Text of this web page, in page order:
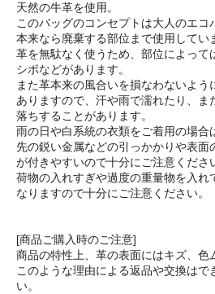
天然の牛革を使用。
このバッグのコンセプトは大人のエコ
本来なら廃棄する部位まで使用してい
革を無駄なく使うため、部位によって
シボなどがあります。
また革本来の風合いを損なわないよう
ありますので、汗や雨で濡れたり、ま
落ちすることがあります。
雨の日や白系統の衣類をご着用の場合
先の鋭い金属などの引っかかりや表面
が付きやすいので十分にご注意くださ
荷物の入れすぎや過度の重量物を入れ
なりますので十分にご注意ください。
[商品ご購入時のご注意]
商品の特性上、革の表面にはキズ、色
このような理由による返品や交換はで
い。